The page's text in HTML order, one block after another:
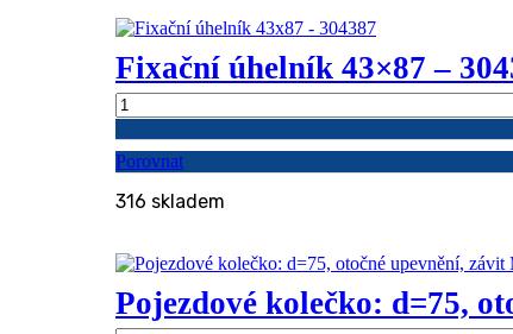
Fixační úhelník 43×87 –
Fixační
úhelník
43x87
-
množství
Porovnat
316 skladem
Pojezdové kolečko: d=75,